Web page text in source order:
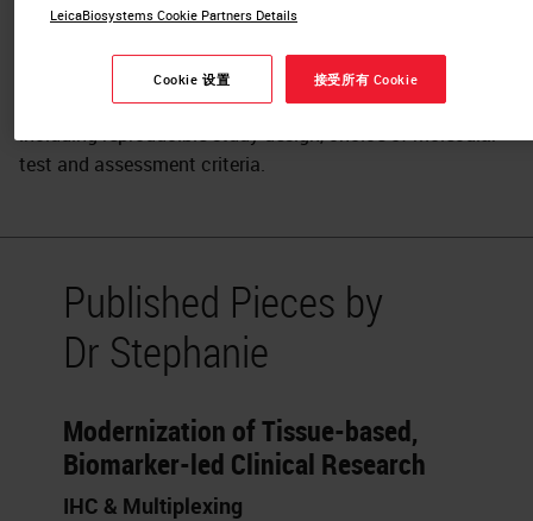
multiplex immunofluorescence) and statistics. Her
understanding confounding variables that influence the
prediction of poor prognosis subgroups in cancer research
including reproducible study design, choice of molecular
test and assessment criteria.
Published Pieces by
Dr Stephanie
Modernization of Tissue-based,
Biomarker-led Clinical Research
IHC & Multiplexing
LeicaBiosystems Cookie Partners Details
Cookie 设置 接受所有 Cookie